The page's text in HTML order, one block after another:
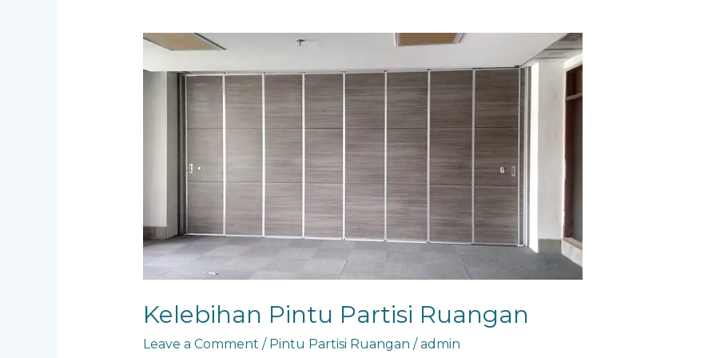
Kelebihan Pintu Partisi Ruangan
Leave a Comment / Pintu Partisi Ruangan /admin
Kelebihan
Ruangan